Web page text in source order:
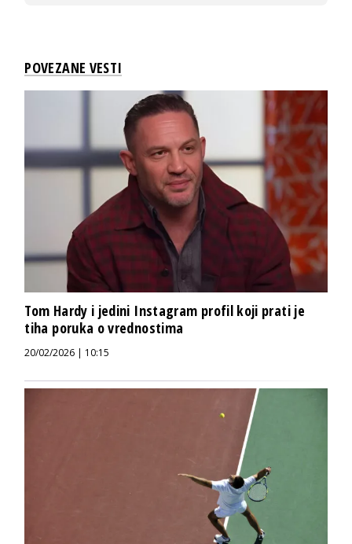
POVEZANE VESTI
Tom Hardy i jedini Instagram profil koji prati je
tiha poruka o vrednostima
20/02/2026 | 10:15